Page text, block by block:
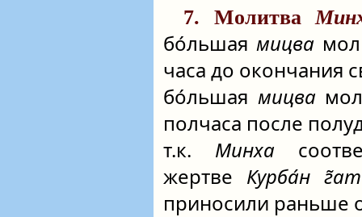
7. Молитва
бо́льшая мицва
часа до окончания
бо́льшая мицва
полчаса после
т.к. Минха
жертве Курба́н
приносили раньше